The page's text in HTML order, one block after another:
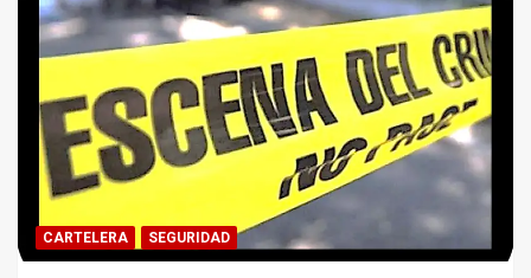
CARTELERA SEGURIDAD